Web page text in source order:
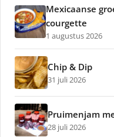
Mexicaanse
courgette
1 augustus 2026
Chip & Dip
31 juli 2026
Pruimenjam
28 juli 2026